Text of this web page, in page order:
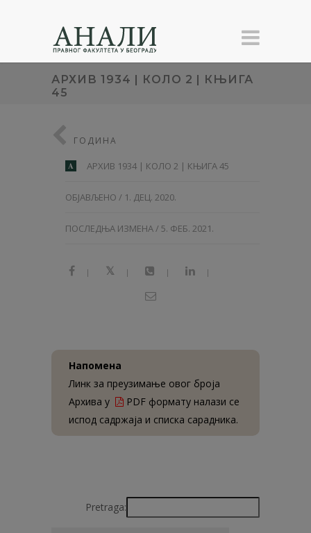
АРХИВ 1934 | КОЛО 2 | КЊИГА
45
ГОДИНА
A АРХИВ 1934 | КОЛО 2 | КЊИГА 45
ОБЈАВЉЕНО / 1. ДЕЦ. 2020.
ПОСЛЕДЊА ИЗМЕНА / 5. ФЕБ. 2021.
| | | |
Напомена
Линк за преузимање овог броја
Архива у
PDF формату налази се
испод садржаја и списка сарадника.
Pretraga: